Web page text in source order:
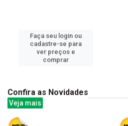
Faça seu login ou
cadastre-se para
ver preços e
comprar
Confira as Novidades
Veja mais